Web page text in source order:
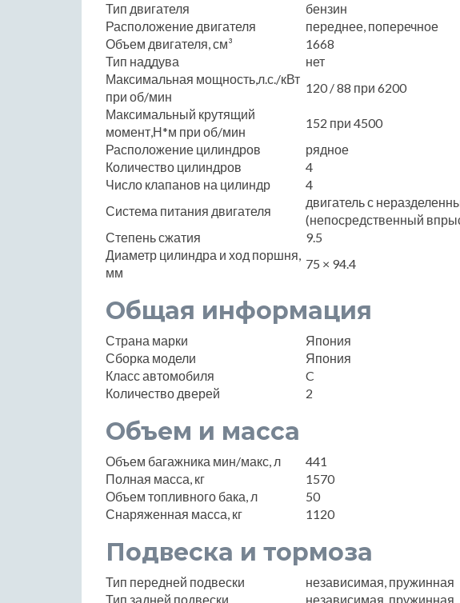
Тип двигателя
бензин
Расположение двигателя
переднее, поперечное
Объем двигателя, см³
1668
Тип наддува
нет
Максимальная мощность,л.с./кВт
при об/мин
120 / 88 при 6200
Максимальный крутящий
момент,Н*м при об/мин
152 при 4500
Расположение цилиндров
рядное
Количество цилиндров
4
Число клапанов на цилиндр
4
Система питания двигателя
двигатель с
(непосредственный
Степень сжатия
9.5
Диаметр цилиндра и ход поршня,
мм
75 × 94.4
Общая информация
Страна марки
Япония
Сборка модели
Япония
Класс автомобиля
C
Количество дверей
2
Объем и масса
Объем багажника мин/макс, л
441
Полная масса, кг
1570
Объем топливного бака, л
50
Снаряженная масса, кг
1120
Подвеска и тормоза
Тип передней подвески
независимая, пружинная
Тип задней подвески
независимая, пружинная